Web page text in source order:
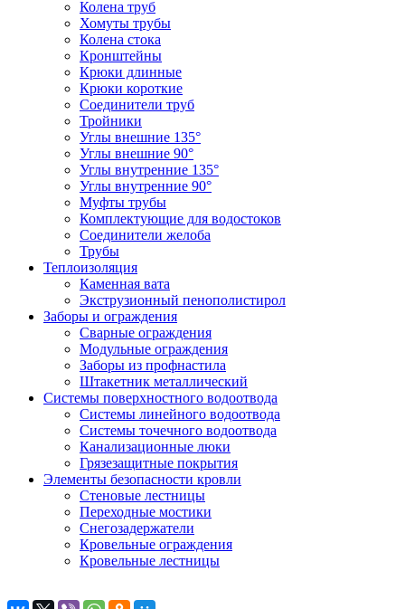
Колена труб
Хомуты трубы
Колена стока
Кронштейны
Крюки длинные
Крюки короткие
Соединители труб
Тройники
Углы внешние 135°
Углы внешние 90°
Углы внутренние 135°
Углы внутренние 90°
Муфты трубы
Комплектующие для водостоков
Соединители желоба
Трубы
Теплоизоляция
Каменная вата
Экструзионный пенополистирол
Заборы и ограждения
Сварные ограждения
Модульные ограждения
Заборы из профнастила
Штакетник металлический
Системы поверхностного водоотвода
Системы линейного водоотвода
Системы точечного водоотвода
Канализационные люки
Грязезащитные покрытия
Элементы безопасности кровли
Стеновые лестницы
Переходные мостики
Снегозадержатели
Кровельные ограждения
Кровельные лестницы